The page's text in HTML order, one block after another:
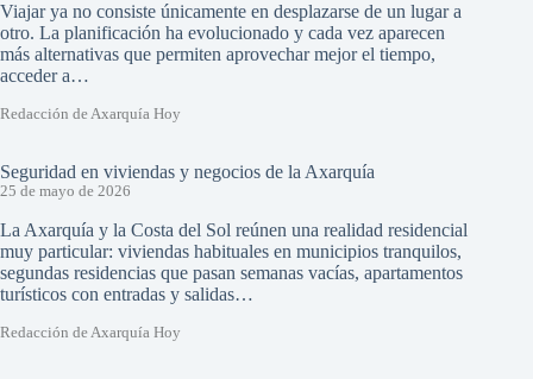
Viajar ya no consiste únicamente en desplazarse de un lugar a
otro. La planificación ha evolucionado y cada vez aparecen
más alternativas que permiten aprovechar mejor el tiempo,
acceder a…
Redacción de Axarquía Hoy
Seguridad en viviendas y negocios de la Axarquía
25 de mayo de 2026
La Axarquía y la Costa del Sol reúnen una realidad residencial
muy particular: viviendas habituales en municipios tranquilos,
segundas residencias que pasan semanas vacías, apartamentos
turísticos con entradas y salidas…
Redacción de Axarquía Hoy